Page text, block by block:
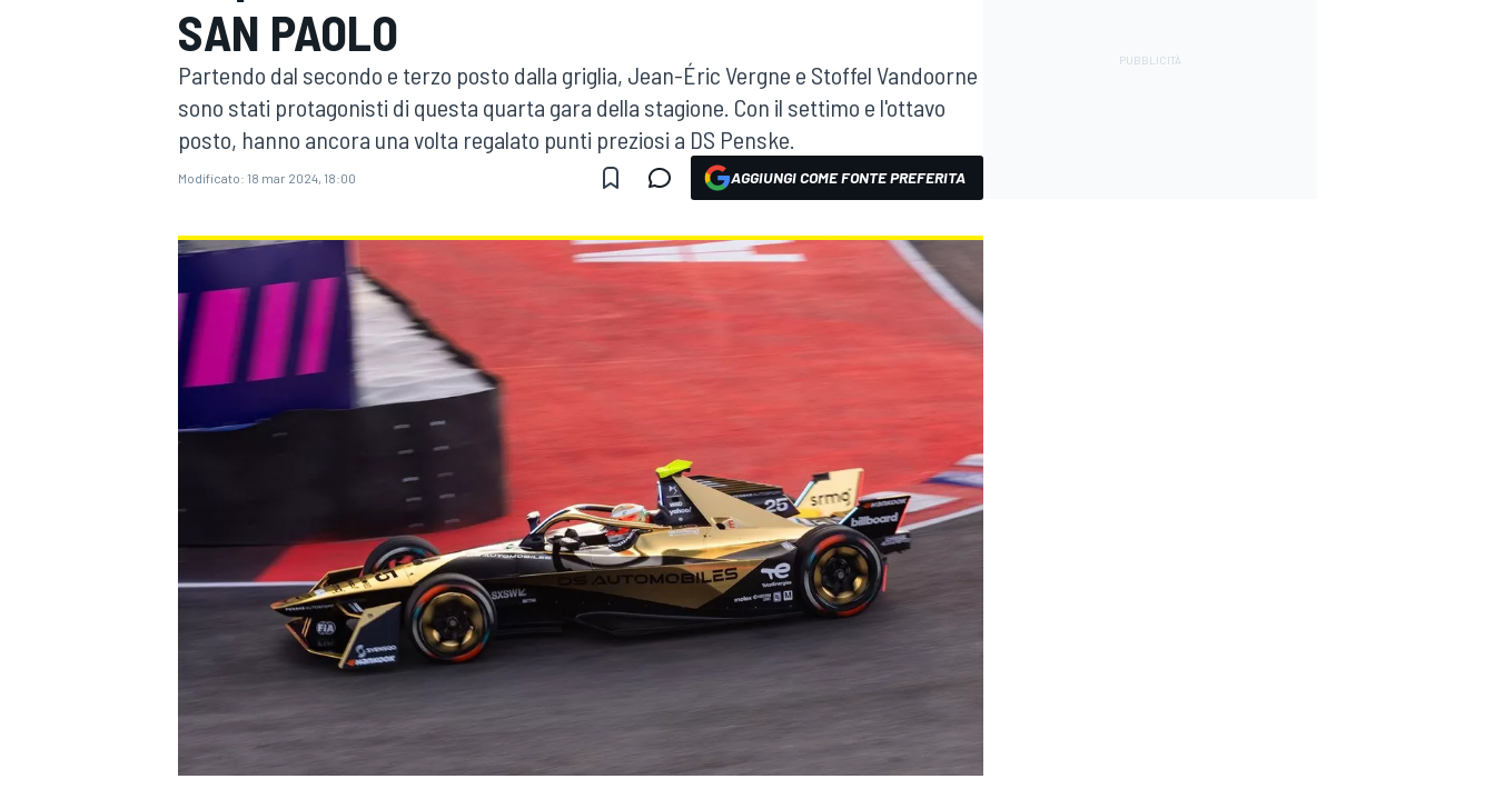
MOTOGP
SAN PAOLO
Partendo dal secondo e terzo posto dalla griglia, Jean-Éric Vergne e Stoffel Vandoorne
sono stati protagonisti di questa quarta gara della stagione. Con il settimo e l'ottavo
posto, hanno ancora una volta regalato punti preziosi a DS Penske.
Modificato: 18 mar 2024, 18:00 AGGIUNGI COME FONTE PREFERITA